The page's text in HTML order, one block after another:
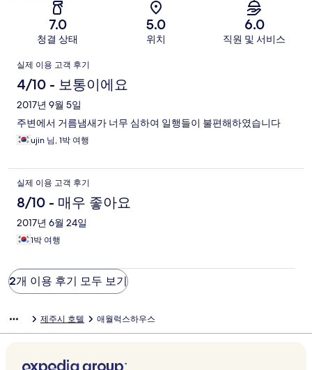
7.0
청결 상태
5.0
위치
6.0
직원 및 서비스
이
용
후
기
실제 이용 고객 후기
4/10 - 보통이에요
2017년 9월 5일
주변에서 거름냄새가 너무 심하여 일행들이 불편해하였습니다
ujin 님, 1박 여행
실제 이용 고객 후기
8/10 - 매우 좋아요
2017년 6월 24일
1박 여행
2개 이용 후기 모두 보기
제주시 호텔 애월럭스하우스